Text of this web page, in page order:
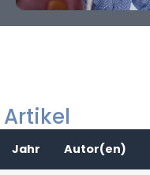
Artikel
Jahr Autor(en)